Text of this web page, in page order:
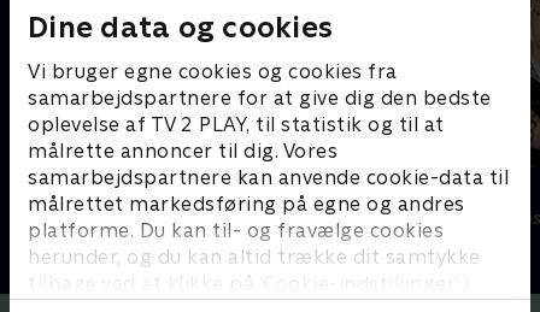
Dine data og cookies
Vi bruger egne cookies og cookies fra
samarbejdspartnere for at give dig den bedste
oplevelse af TV 2 PLAY, til statistik og til at
målrette annoncer til dig. Vores
samarbejdspartnere kan anvende cookie-data til
målrettet markedsføring på egne og andres
platforme. Du kan til- og fravælge cookies
herunder, og du kan altid trække dit samtykke
tilbage ved at klikke på ’Cookie-indstillinger’ i
Klovn
Komedie • 11 sæsoner
Anstalten
Komedie • 1